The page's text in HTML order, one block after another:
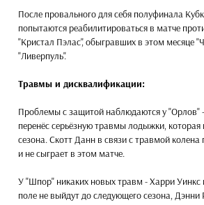
После провального для себя полуфинала
попытаются реабилитироваться в матче
"Кристал Пэлас", обыгравших в этом месяце
"Ливерпуль".
Травмы и дисквалификации:
Проблемы с защитой наблюдаются у "Орлов"
перенёс серьёзную травмы лодыжки,
сезона. Скотт Данн в связи с травмой колена
и не сыграет в этом матче.
У "Шпор" никаких новых травм - Харри
поле не выйдут до следующего сезона, Дэнни